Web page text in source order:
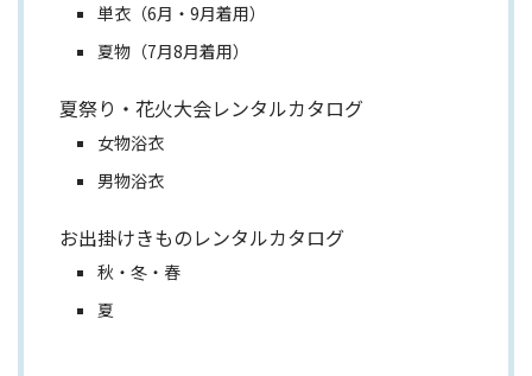
単衣（6月・9月着用）
夏物（7月8月着用）
夏祭り・花火大会レンタルカタログ
女物浴衣
男物浴衣
お出掛けきものレンタルカタログ
秋・冬・春
夏